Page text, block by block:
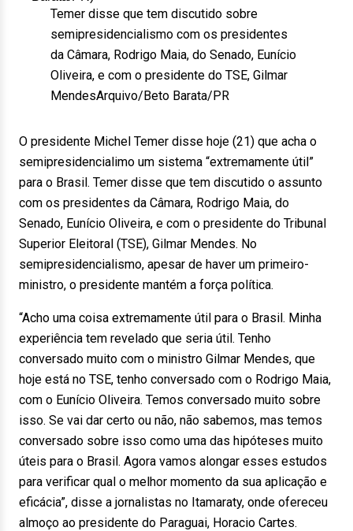
Temer disse que tem discutido sobre
semipresidencialismo com os presidentes
da Câmara, Rodrigo Maia, do Senado, Eunício
Oliveira, e com o presidente do TSE, Gilmar
MendesArquivo/Beto Barata/PR
O presidente Michel Temer disse hoje (21) que acha o
semipresidencialimo um sistema “extremamente útil”
para o Brasil. Temer disse que tem discutido o assunto
com os presidentes da Câmara, Rodrigo Maia, do
Senado, Eunício Oliveira, e com o presidente do Tribunal
Superior Eleitoral (TSE), Gilmar Mendes. No
semipresidencialismo, apesar de haver um primeiro-
ministro, o presidente mantém a força política.
“Acho uma coisa extremamente útil para o Brasil. Minha
experiência tem revelado que seria útil. Tenho
conversado muito com o ministro Gilmar Mendes, que
hoje está no TSE, tenho conversado com o Rodrigo Maia,
com o Eunício Oliveira. Temos conversado muito sobre
isso. Se vai dar certo ou não, não sabemos, mas temos
conversado sobre isso como uma das hipóteses muito
úteis para o Brasil. Agora vamos alongar esses estudos
para verificar qual o melhor momento da sua aplicação e
eficácia”, disse a jornalistas no Itamaraty, onde ofereceu
almoço ao presidente do Paraguai, Horacio Cartes.